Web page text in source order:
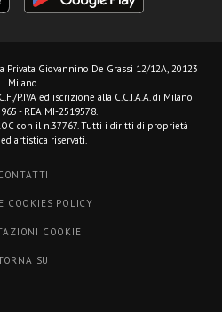
Privata Giovannino De Grassi 12/12A, 20123
Milano.
P.IVA ed iscrizione alla C.C.I.A.A. di Milano
- REA MI-2519578.
con il n.37767. Tutti i diritti di proprietà
artistica riservati.
COOKIES POLICY
COOKIE
SU